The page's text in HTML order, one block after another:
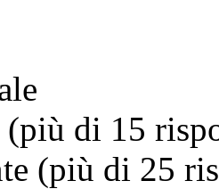
di 15
(più di 25